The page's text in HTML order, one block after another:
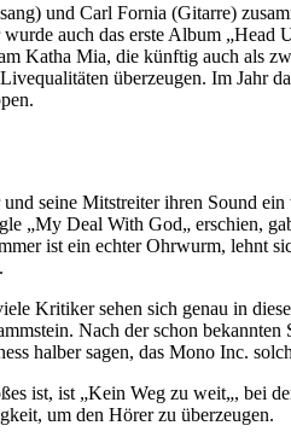
und Carl Fornia (Gitarre)
auch das erste Album
Katha Mia, die künftig auch als
überzeugen. Im Jahr
seine Mitstreiter ihren Sound
„My Deal With God„ erschien,
ist ein echter Ohrwurm, lehnt
Kritiker sehen sich genau in
Nach der schon
halber sagen, das Mono Inc.
ist, ist „Kein Weg zu weit„, bei
um den Hörer zu überzeugen.